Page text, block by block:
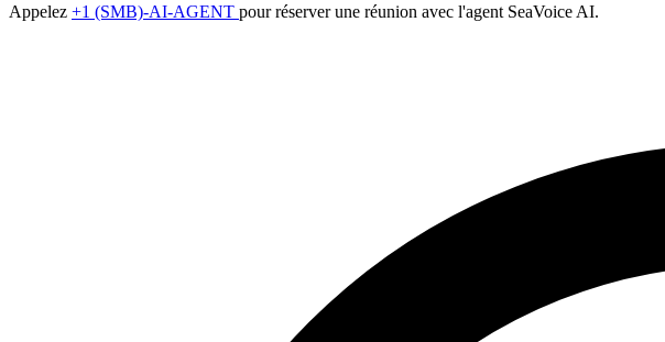
Appelez +1 (SMB)-AI-AGENT pour réserver une réunion avec l'agent SeaVoice AI.